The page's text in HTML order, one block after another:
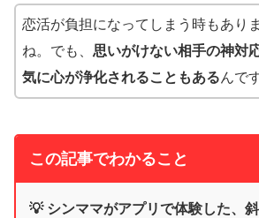
恋活が負担になってしまう時もあり
ね。でも、 思いがけない相手の神対
気に心が浄化されることもあるんで
この記事でわかること
💡 シンママがアプリで体験した、